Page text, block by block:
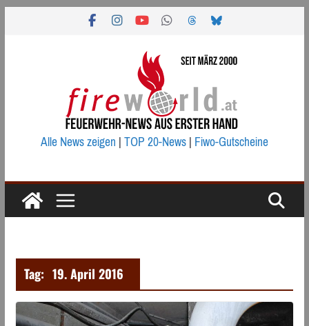
Alle News zeigen|TOP 20-News|Fiwo-Gutscheine
Tag: 19. April 2016